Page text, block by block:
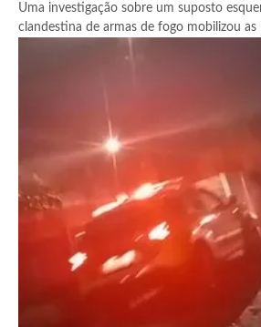
Uma investigação sobre um suposto
clandestina de armas de fogo mobilizou as